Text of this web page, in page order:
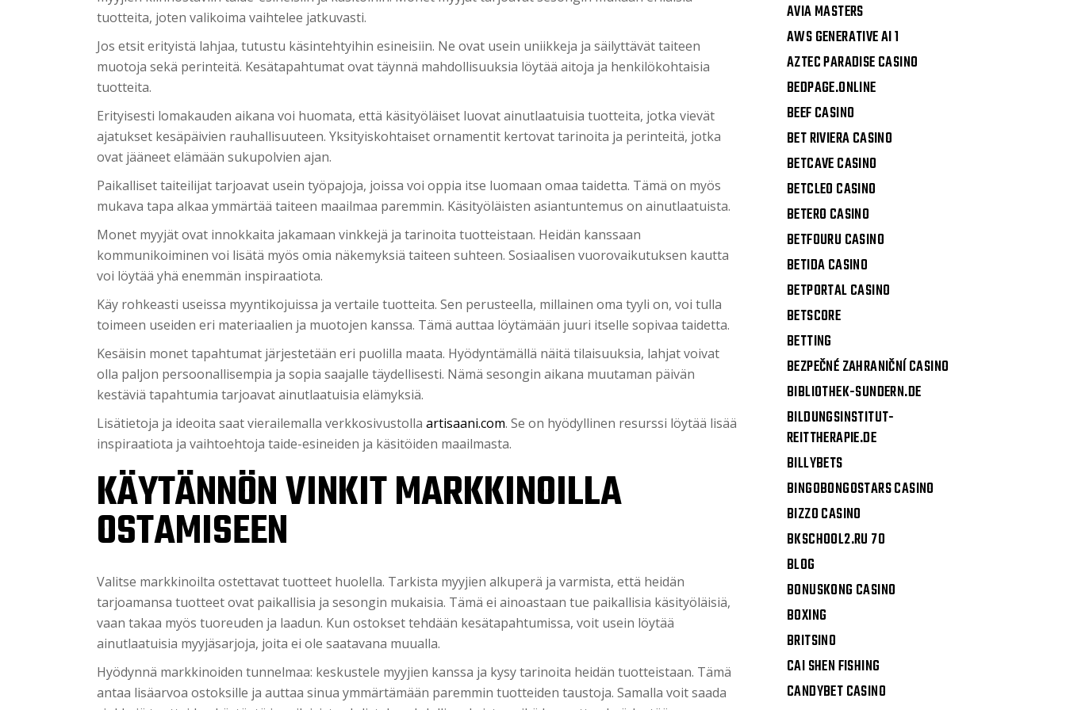
tuotteita, joten valikoima vaihtelee jatkuvasti.
Jos etsit erityistä lahjaa, tutustu käsintehtyihin esineisiin. Ne ovat usein uniikkeja ja säilyttävät taiteen
muotoja sekä perinteitä. Kesätapahtumat ovat täynnä mahdollisuuksia löytää aitoja ja henkilökohtaisia
tuotteita.
Erityisesti lomakauden aikana voi huomata, että käsityöläiset luovat ainutlaatuisia tuotteita, jotka vievät
ajatukset kesäpäivien rauhallisuuteen. Yksityiskohtaiset ornamentit kertovat tarinoita ja perinteitä, jotka
ovat jääneet elämään sukupolvien ajan.
Paikalliset taiteilijat tarjoavat usein työpajoja, joissa voi oppia itse luomaan omaa taidetta. Tämä on myös
mukava tapa alkaa ymmärtää taiteen maailmaa paremmin. Käsityöläisten asiantuntemus on ainutlaatuista.
Monet myyjät ovat innokkaita jakamaan vinkkejä ja tarinoita tuotteistaan. Heidän kanssaan
kommunikoiminen voi lisätä myös omia näkemyksiä taiteen suhteen. Sosiaalisen vuorovaikutuksen kautta
voi löytää yhä enemmän inspiraatiota.
Käy rohkeasti useissa myyntikojuissa ja vertaile tuotteita. Sen perusteella, millainen oma tyyli on, voi tulla
toimeen useiden eri materiaalien ja muotojen kanssa. Tämä auttaa löytämään juuri itselle sopivaa taidetta.
Kesäisin monet tapahtumat järjestetään eri puolilla maata. Hyödyntämällä näitä tilaisuuksia, lahjat voivat
olla paljon persoonallisempia ja sopia saajalle täydellisesti. Nämä sesongin aikana muutaman päivän
kestäviä tapahtumia tarjoavat ainutlaatuisia elämyksiä.
Lisätietoja ja ideoita saat vierailemalla verkkosivustolla artisaani.com. Se on hyödyllinen resurssi löytää lisää
inspiraatiota ja vaihtoehtoja taide-esineiden ja käsitöiden maailmasta.
KÄYTÄNNÖN VINKIT MARKKINOILLA
OSTAMISEEN
Valitse markkinoilta ostettavat tuotteet huolella. Tarkista myyjien alkuperä ja varmista, että heidän
tarjoamansa tuotteet ovat paikallisia ja sesongin mukaisia. Tämä ei ainoastaan tue paikallisia käsityöläisiä,
vaan takaa myös tuoreuden ja laadun. Kun ostokset tehdään kesätapahtumissa, voit usein löytää
ainutlaatuisia myyjäsarjoja, joita ei ole saatavana muualla.
Hyödynnä markkinoiden tunnelmaa: keskustele myyjien kanssa ja kysy tarinoita heidän tuotteistaan. Tämä
antaa lisäarvoa ostoksille ja auttaa sinua ymmärtämään paremmin tuotteiden taustoja. Samalla voit saada
AVIA MASTERS
AWS GENERATIVE AI 1
AZTEC PARADISE CASINO
BEDPAGE.ONLINE
BEEF CASINO
BET RIVIERA CASINO
BETCAVE CASINO
BETCLEO CASINO
BETERO CASINO
BETFOURU CASINO
BETIDA CASINO
BETPORTAL CASINO
BETSCORE
BETTING
BEZPEČNÉ ZAHRANIČNÍ CASINO
BIBLIOTHEK-SUNDERN.DE
BILDUNGSINSTITUT-
REITTHERAPIE.DE
BILLYBETS
BINGOBONGOSTARS CASINO
BIZZO CASINO
BKSCHOOL2.RU 70
BLOG
BONUSKONG CASINO
BOXING
BRITSINO
CAI SHEN FISHING
CANDYBET CASINO